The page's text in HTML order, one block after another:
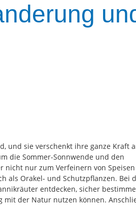
und sie verschenkt ihre ganze Kraft
die Sommer-Sonnwende und den
nicht nur zum Verfeinern von
als Orakel- und Schutzpflanzen. Bei
entdecken, sicher
der Natur nutzen können.